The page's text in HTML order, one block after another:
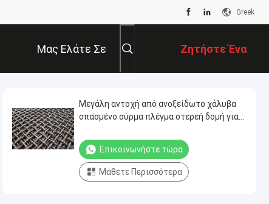
Greek
Μας Ελάτε Σε
Επαφή Με
Ζητήστε Ένα
Απόσπασμα
Μεγάλη αντοχή από ανοξείδωτο χάλυβα
σπασμένο σύρμα πλέγμα στερεή δομή για
Επικοινωνήστε τώρα
Μάθετε Περισσότερα